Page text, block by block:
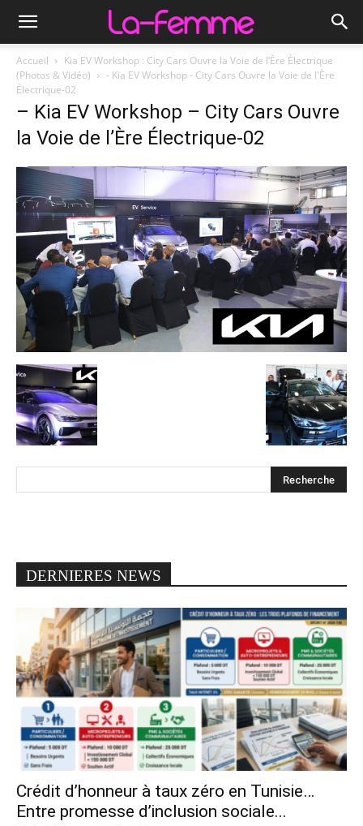
Accueil
Kia EV Workshop : City Cars Ouvre la Voie de l’Ère Électrique
(Photos & Vidéo)
- Kia EV Workshop - City Cars Ouvre la Voie de l'Ère
Électrique-02
– Kia EV Workshop – City Cars Ouvre
la Voie de l’Ère Électrique-02
DERNIERES NEWS
Crédit d’honneur à taux zéro en Tunisie…
Entre promesse d’inclusion sociale...